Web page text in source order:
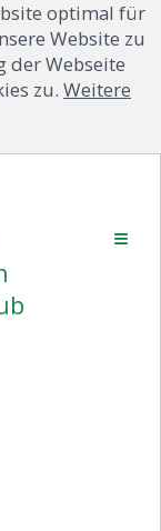
optimal für
Website zu
der Webseite
zu. Weitere